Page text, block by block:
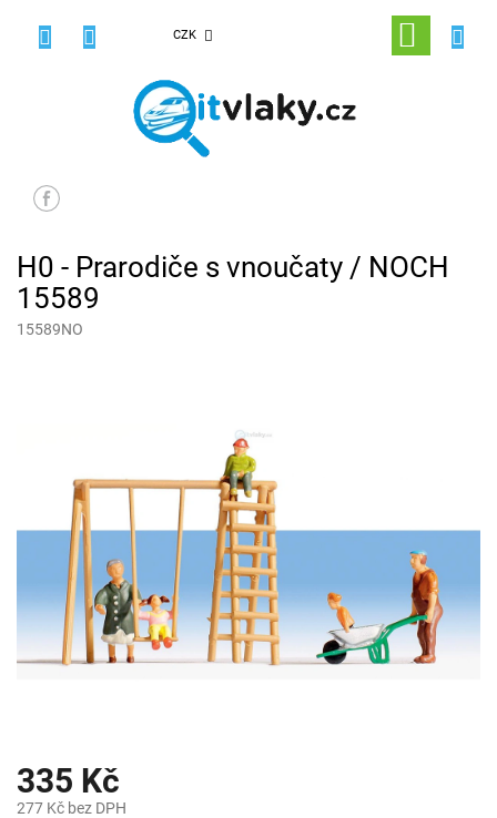
CZK
NÁKUPNÍ
KOŠÍK
H0 - Prarodiče s vnoučaty / NOCH
15589
15589NO
335 Kč
277 Kč bez DPH